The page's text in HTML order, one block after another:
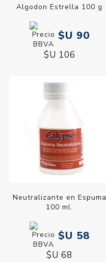
Algodon Estrella 100 g
$U 90
$U 106
Neutralizante en Espuma
100 ml.
$U 58
$U 68